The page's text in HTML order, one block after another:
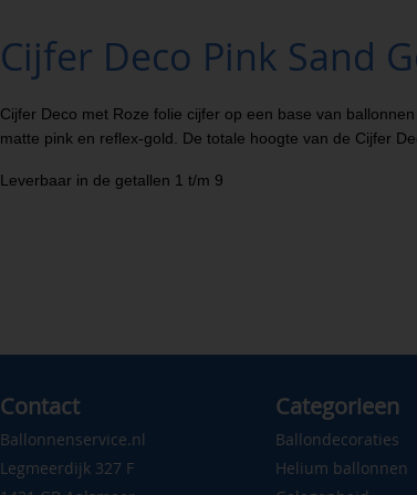
Cijfer Deco Pink Sand
Cijfer Deco met Roze folie cijfer op een base van
matte pink en reflex-gold. De totale hoogte van de Cijfer
Leverbaar in de getallen 1 t/m 9
Contact
Ballonnenservice.nl
Legmeerdijk 327 F
Categorieen
Ballondecoraties
Helium ballonnen